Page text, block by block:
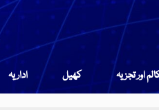
اداریہ کھیل اور تجزیہ